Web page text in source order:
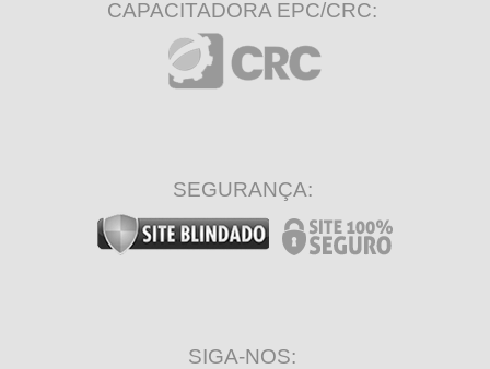
CAPACITADORA EPC/CRC:
SEGURANÇA:
SIGA-NOS: